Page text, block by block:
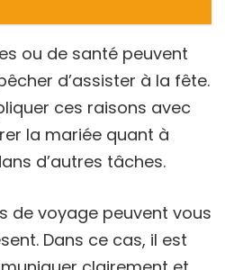
ou de santé peuvent
d’assister à la fête.
ces raisons avec
la mariée quant à
d’autres tâches.
de voyage peuvent vous
Dans ce cas, il est